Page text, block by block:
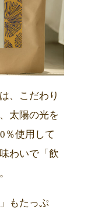
、こだわり
太陽の光を
％使用して
わいで「飲
もたっぷ